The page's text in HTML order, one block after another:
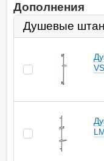
Дополнения
Душевые